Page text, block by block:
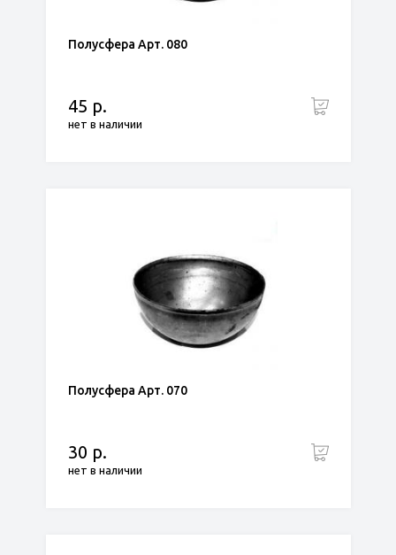
Полусфера Арт. 080
45 р.
нет в наличии
Полусфера Арт. 070
30 р.
нет в наличии